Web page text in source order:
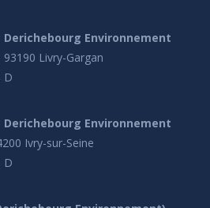
Derichebourg Environnement
Livry-Gargan
D
Derichebourg Environnement
Ivry-sur-Seine
D